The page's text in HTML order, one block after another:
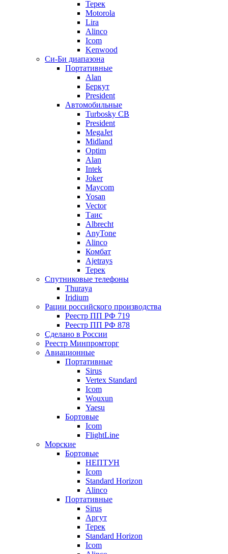
Терек
Motorola
Lira
Alinco
Icom
Kenwood
Си-Би диапазона
Портативные
Alan
Беркут
President
Автомобильные
Turbosky CB
President
MegaJet
Midland
Optim
Alan
Intek
Joker
Maycom
Yosan
Vector
Таис
Albrecht
AnyTone
Alinco
Комбат
Ajetrays
Терек
Спутниковые телефоны
Thuraya
Iridium
Рации российского производства
Реестр ПП РФ 719
Реестр ПП РФ 878
Сделано в России
Реестр Минпромторг
Авиационные
Портативные
Sirus
Vertex Standard
Icom
Wouxun
Yaesu
Бортовые
Icom
FlightLine
Морские
Бортовые
НЕПТУН
Icom
Standard Horizon
Alinco
Портативные
Sirus
Аргут
Терек
Standard Horizon
Icom